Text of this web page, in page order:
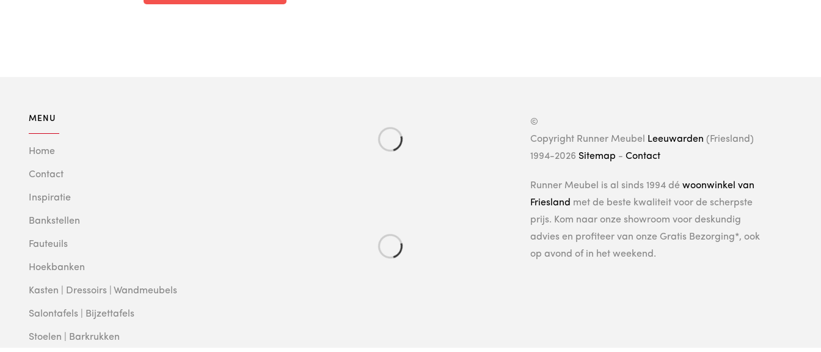
MENU
Home
Contact
Inspiratie
Bankstellen
Fauteuils
Hoekbanken
Kasten | Dressoirs | Wandmeubels
Salontafels | Bijzettafels
Stoelen | Barkrukken
©
Copyright Runner Meubel
Leeuwarden (Friesland)
1994-2026 Sitemap - Contact
Runner Meubel is al sinds 1994 dé woonwinkel van
Friesland met de beste kwaliteit voor de scherpste
prijs. Kom naar onze showroom voor deskundig
advies en profiteer van onze Gratis Bezorging*, ook
op avond of in het weekend.